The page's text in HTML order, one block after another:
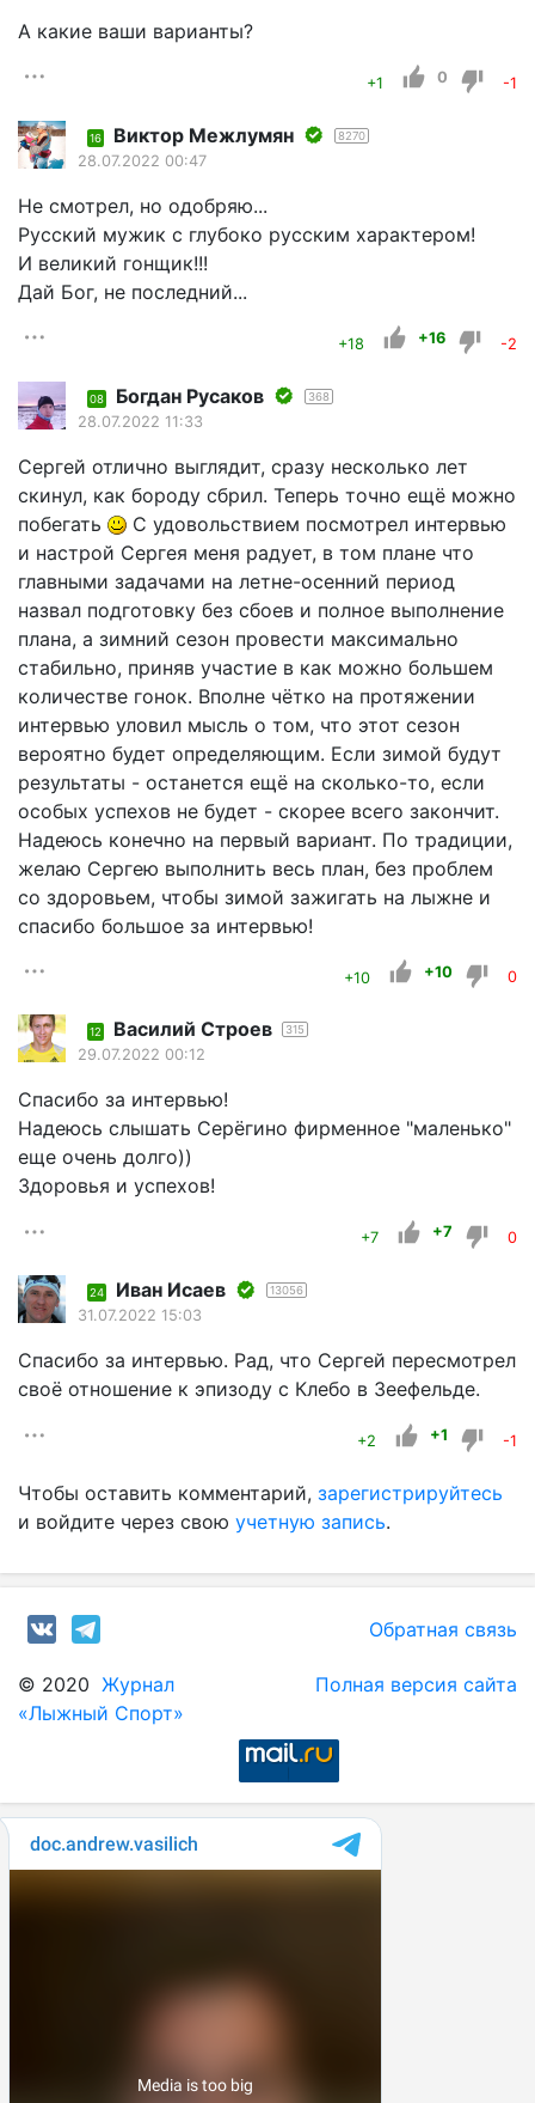
А какие ваши варианты?
+1 0 -1
16 Виктор Межлумян 8270
28.07.2022 00:47
Не смотрел, но одобряю...
Русский мужик с глубоко русским характером!
И великий гонщик!!!
Дай Бог, не последний...
+18 +16 -2
08 Богдан Русаков 368
28.07.2022 11:33
Сергей отлично выглядит, сразу несколько лет
скинул, как бороду сбрил. Теперь точно ещё можно
побегать
С удовольствием посмотрел интервью
и настрой Сергея меня радует, в том плане что
главными задачами на летне-осенний период
назвал подготовку без сбоев и полное выполнение
плана, а зимний сезон провести максимально
стабильно, приняв участие в как можно большем
количестве гонок. Вполне чётко на протяжении
интервью уловил мысль о том, что этот сезон
вероятно будет определяющим. Если зимой будут
результаты - останется ещё на сколько-то, если
особых успехов не будет - скорее всего закончит.
Надеюсь конечно на первый вариант. По традиции,
желаю Сергею выполнить весь план, без проблем
со здоровьем, чтобы зимой зажигать на лыжне и
спасибо большое за интервью!
+10 +10 0
12 Василий Строев 315
29.07.2022 00:12
Спасибо за интервью!
Надеюсь слышать Серёгино фирменное "маленько"
еще очень долго))
Здоровья и успехов!
+7 +7 0
24 Иван Исаев 13056
31.07.2022 15:03
Спасибо за интервью. Рад, что Сергей пересмотрел
своё отношение к эпизоду с Клебо в Зеефельде.
+2 +1 -1
Чтобы оставить комментарий, зарегистрируйтесь
и войдите через свою учетную запись.
Обратная связь
© 2020 Журнал
«Лыжный Спорт»
Полная версия сайта